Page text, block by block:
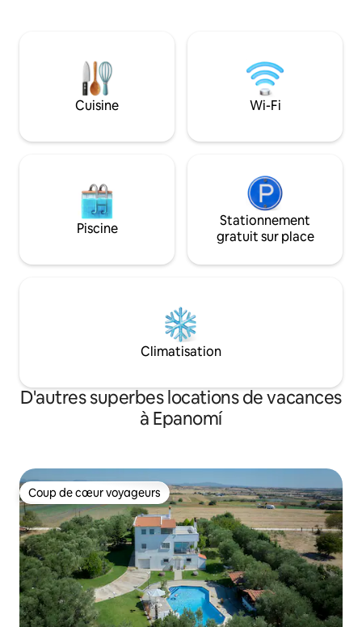
Thessalonique et la mer. La Chalcidique
est également proche pour une
excursion d'une journée.
2 balcons, 1
taxe
jour, non incluse
Cuisine Wi-Fi
Piscine
Stationnement
gratuit sur place
Climatisation
D'autres superbes locations de vacances
à Epanomí
Coup de cœur voyageurs
Coup de cœur voyageurs